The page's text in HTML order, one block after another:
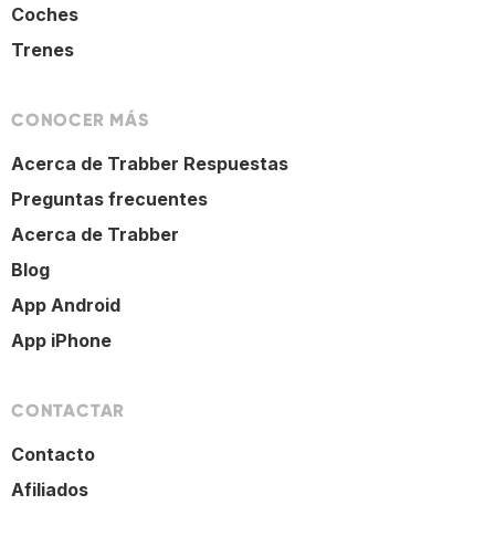
Coches
Trenes
CONOCER MÁS
Acerca de Trabber Respuestas
Preguntas frecuentes
Acerca de Trabber
Blog
App Android
App iPhone
CONTACTAR
Contacto
Afiliados